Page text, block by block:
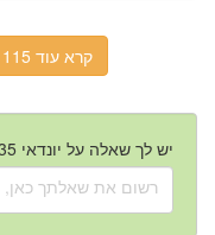
קרא עוד 115 שאלות ותשובות על רכב זה.
יש לך שאלה על יונדאי i35 אלנטרה 2011 - 2018 החדשה?